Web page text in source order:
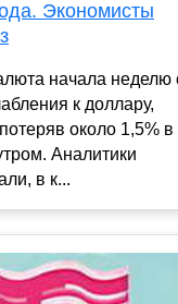
Экономисты
начала неделю
к доллару,
около 1,5% в
Аналитики
в к...